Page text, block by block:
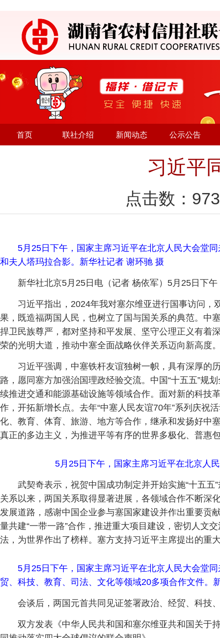
首页 联社介绍 新闻动态 公示公告
习近平
点击数： 973
5月25日下午，国家主席习近平在北京人民大会堂
和夫人塔玛拉合影。新华社记者 谢环驰 摄
新华社北京5月25日电（记者 杨依军）5月25日下
习近平指出，2024年我对塞尔维亚进行国事访问
果，既造福两国人民，也树立了国与国关系的典范。中
捍卫民族尊严，都对坚持和平发展、坚守公理正义有着
荣的光明大道，推动中塞全面战略伙伴关系迈向新高度
习近平强调，中塞铁杆友谊独树一帜，具有深厚的
路，愿同塞方加强治国理政经验交流。中国“十五五”规
续推进交通和能源基础设施等领域合作。面对新的科技
作，开拓新增长点。去年“中塞人民友谊70年”系列庆祝
化、教育、体育、旅游、地方等合作，继承和发扬好中
真正的多边主义，为推进平等有序的世界多极化、普惠
5月25日下午，国家主席习近平在北京人
武契奇表示，祝贺中国成功制定并开始实施“十五
关系以来，两国关系取得显著进展，各领域合作不断深
发展道路，感谢中国企业参与塞国家建设并作出重要贡
量共建“一带一路”合作，推进重大项目建设，密切人文
法，为世界作出了榜样。塞方支持习近平主席提出的重
5月25日下午，国家主席习近平在北京人民大会堂
贸、科技、教育、司法、文化等领域20多项合作文件。
会谈后，两国元首共同见证签署政治、经贸、科技
双方发表《中华人民共和国和塞尔维亚共和国关于